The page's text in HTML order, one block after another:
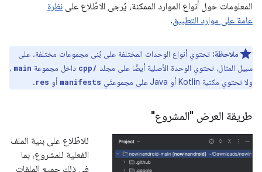
المعلومات حول أنواع الموارد الممكنة، يُرجى الاطّلاع على نظرة
عامة على موارد التطبيق.
ملاحظة: تحتوي أنواع الوحدات المختلفة على بُنى مجموعات مختلفة. على
سبيل المثال، تحتوي الوحدة الأصلية أيضًا على مجلد cpp/ داخل مجموعة main ،
ولا تحتوي مكتبة Kotlin أو Java على مجموعتَي
manifests أو res
.
طريقة العرض "المشروع"
للاطّلاع على بنية الملف
الفعلية للمشروع، بما
في ذلك جميع الملفات